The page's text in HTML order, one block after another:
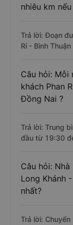
nhiêu km
Trả lời: Đoạn
Rí - Bình
Câu hỏi: Mỗi
khách Phan
Đồng Nai ?
Trả lời: Trung
đầu từ 19:30
Câu hỏi:
Long Khánh
nhất?
Trả lời: